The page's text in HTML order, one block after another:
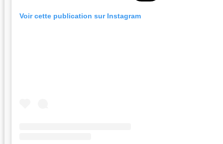
Voir cette publication sur Instagram